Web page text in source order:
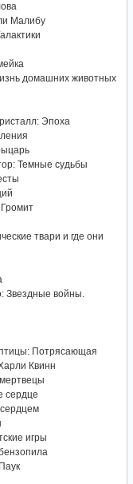
Малибу
домашних животных
Эпоха
Темные судьбы
твари и где они
Звездные войны.
Потрясающая
Квинн
сердце
игры